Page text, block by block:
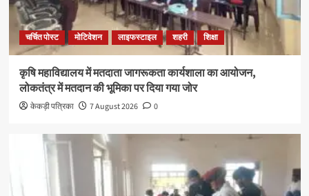
चर्चित पोस्ट मोटिवेशन लाइफस्टाइल शहरी शिक्षा
कृषि महाविद्यालय में मतदाता जागरूकता कार्यशाला का आयोजन,
लोकतंत्र में मतदान की भूमिका पर दिया गया जोर
केकड़ी पत्रिका 7 August 2026 0